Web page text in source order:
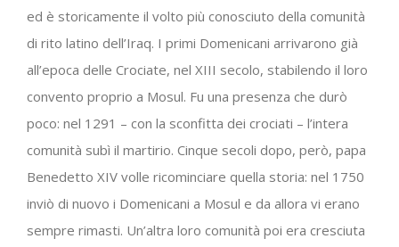
ed è storicamente il volto più conosciuto della comunità
di rito latino dell’Iraq. I primi Domenicani arrivarono già
all’epoca delle Crociate, nel XIII secolo, stabilendo il loro
convento proprio a Mosul. Fu una presenza che durò
poco: nel 1291 – con la sconfitta dei crociati – l’intera
comunità subì il martirio. Cinque secoli dopo, però, papa
Benedetto XIV volle ricominciare quella storia: nel 1750
inviò di nuovo i Domenicani a Mosul e da allora vi erano
sempre rimasti. Un’altra loro comunità poi era cresciuta